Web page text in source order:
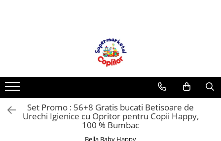
Accesorii pentru petrecere
Baloane
Mobila gradina & terasa
Piscine
Gaming, Carti & Birotica
Set Promo : 56+8 Gratis bucati Betisoare de
Urechi Igienice cu Opritor pentru Copii Happy,
100 % Bumbac
Bella Baby Happy